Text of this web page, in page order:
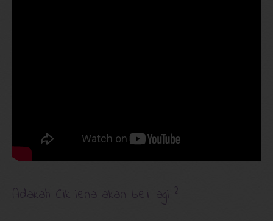
Adakah Cik iena akan beli lagi ?